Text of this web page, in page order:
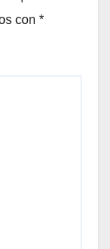
con *